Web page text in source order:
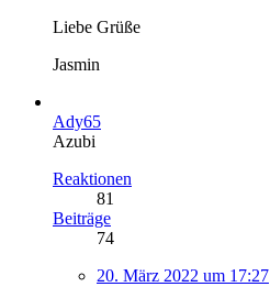
Liebe Grüße
Jasmin
Ady65
Azubi
Reaktionen
81
Beiträge
74
20. März 2022 um 17:27